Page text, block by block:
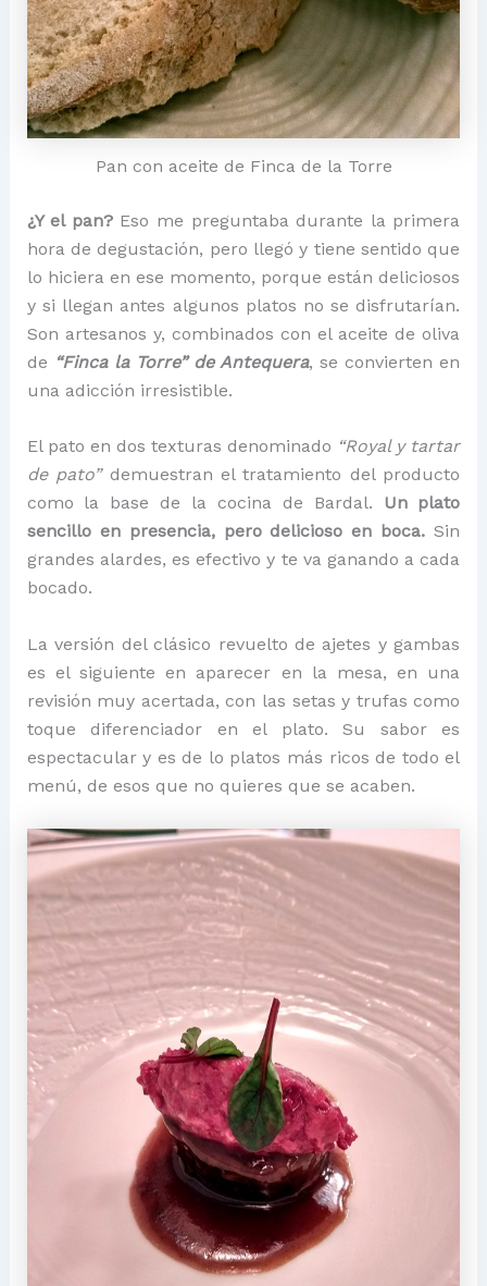
Pan con aceite de Finca de la Torre
¿Y el pan?Eso me preguntaba durante la primera
hora de degustación, pero llegó y tiene sentido que
lo hiciera en ese momento, porque están deliciosos
y si llegan antes algunos platos no se disfrutarían.
Son artesanos y, combinados con el aceite de oliva
de “Finca la Torre” de Antequera, se convierten en
una adicción irresistible.
El pato en dos texturas denominado “Royal y tartar
de pato”demuestran el tratamiento del producto
como la base de la cocina de Bardal. Un plato
sencillo en presencia, pero delicioso en boca. Sin
grandes alardes, es efectivo y te va ganando a cada
bocado.
La versión del clásico revuelto de ajetes y gambas
es el siguiente en aparecer en la mesa, en una
revisión muy acertada, con las setas y trufas como
toque diferenciador en el plato. Su sabor es
espectacular y es de lo platos más ricos de todo el
menú, de esos que no quieres que se acaben.